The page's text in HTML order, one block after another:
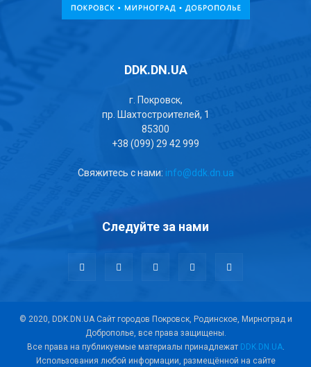
DDK.DN.UA
г. Покровск,
пр. Шахтостроителей, 1
85300
+38 (099) 29 42 999
Свяжитесь с нами: info@ddk.dn.ua
Следуйте за нами
© 2020, DDK.DN.UA Сайт городов Покровск, Родинское, Мирноград и
Доброполье, все права защищены.
Все права на публикуемые материалы принадлежат DDK.DN.UA.
Использования любой информации, размещённой на сайте